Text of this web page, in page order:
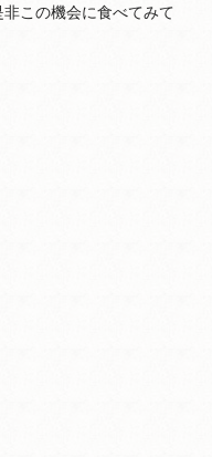
この機会に食べてみて